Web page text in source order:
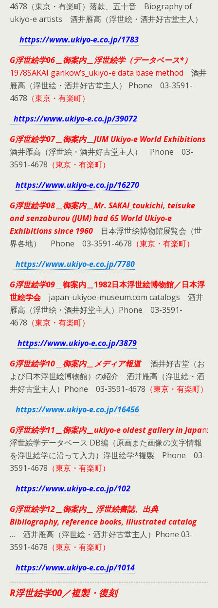
4678（東京・有楽町）落款、五十音 Biography of
ukiyo-e artists 酒井雁高（浮世絵・酒井好古堂主人）
https://www.ukiyo-e.co.jp/1783
G浮世絵学06＿御案内＿浮世絵学（データベース*）
1978SAKAI gankow’s_ukiyo-e data base method 酒井
雁高（浮世絵・酒井好古堂主人） Phone 03-3591-
4678 （東京・有楽町）
https://www.ukiyo-e.co.jp/39072
G浮世絵学07＿御案内＿ JUM Ukiyo-e World Exhibitions
酒井雁高（浮世絵・酒井好古堂主人） Phone 03-
3591-4678 （東京・有楽町）
https://www.ukiyo-e.co.jp/16270
G浮世絵学08＿御案内＿Mr. SAKAI_toukichi, teisuke
and senzaburou (JUM) had 65 World Ukiyo-e
Exhibitions since 1960
日本浮世絵博物館展覧会（世
界各地） Phone 03-3591-4678 （東京・有楽町）
https://www.ukiyo-e.co.jp/7780
G浮世絵学09
御案内＿1982日本浮世絵博物館／日本浮
世絵学会japan-ukiyoe-museum.com catalogs 酒井
雁高（浮世絵・酒井好堂主人）Phone 03-3591-
4678 （東京・有楽町）
https://www.ukiyo-e.co.jp/3879
G浮世絵学10
御案内＿メディア報道酒井好古堂（お
よび日本浮世絵博物館）の紹介 酒井雁高（浮世絵・酒
井好古堂主人）Phone 03-3591-4678 （東京・有楽町）
https://www.ukiyo-e.co.jp/16456
G浮世絵学11＿御案内＿ukiyo-e oldest gallery in Japan:
浮世絵学データベース DB編（原画また画像の文字情報
を浮世絵学に沿って入力）浮世絵学*複製 Phone 03-
3591-4678 （東京・有楽町）
https://www.ukiyo-e.co.jp/102
G浮世絵学12＿御案内＿ 浮世絵書誌、出典
Bibliography, reference books, illustrated catalog
… 酒井雁高（浮世絵・酒井好古堂主人）Phone 03-
3591-4678 （東京・有楽町）
https://www.ukiyo-e.co.jp/1014
R浮世絵学00／複製・復刻